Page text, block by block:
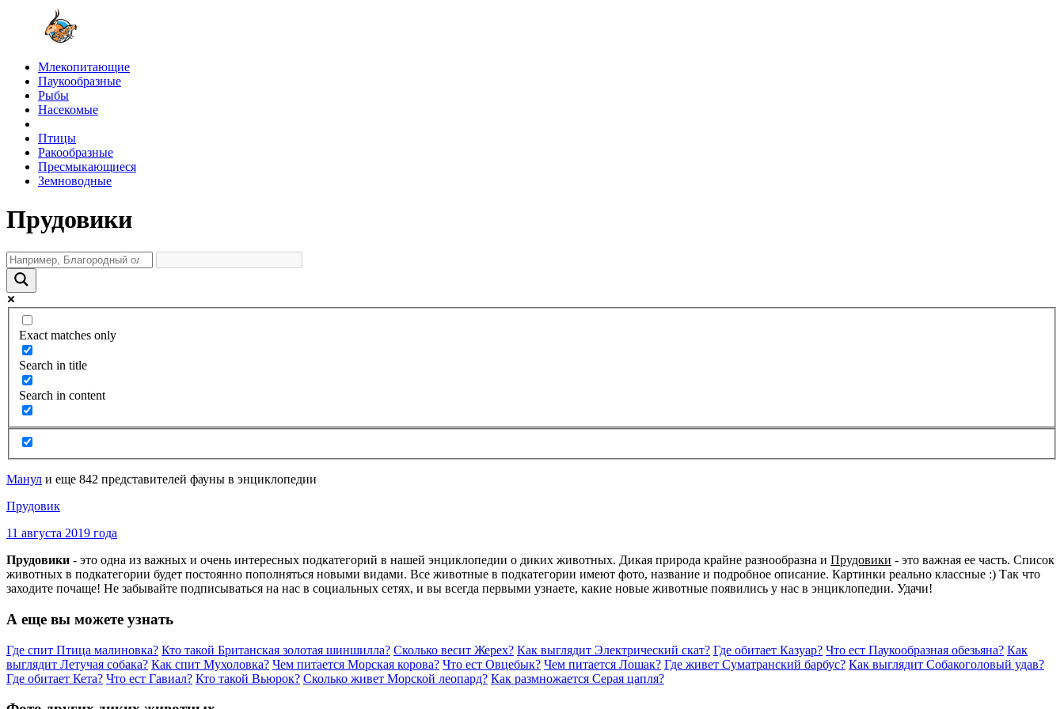
Млекопитающие
Паукообразные
Рыбы
Насекомые
Птицы
Ракообразные
Пресмыкающиеся
Земноводные
Прудовики
Exact matches only
Search in title
Search in content
Манул и еще 842 представителей фауны в энциклопедии
Прудовик
11 августа 2019 года
Прудовики - это одна из важных и очень интересных подкатегорий в нашей энциклопедии о диких животных. Дикая природа крайне разнообразна и Прудовики - это важная ее часть. Список
животных в подкатегории будет постоянно пополняться новыми видами. Все животные в подкатегории имеют фото, название и подробное описание. Картинки реально классные :) Так что
заходите почаще! Не забывайте подписываться на нас в социальных сетях, и вы всегда первыми узнаете, какие новые животные появились у нас в энциклопедии. Удачи!
А еще вы можете узнать
Где спит Птица малиновка? Кто такой Британская золотая шиншилла? Сколько весит Жерех? Как выглядит Электрический скат? Где обитает Казуар? Что ест Паукообразная обезьяна? Как
выглядит Летучая собака? Как спит Мухоловка? Чем питается Морская корова? Что ест Овцебык? Чем питается Лошак? Где живет Суматранский барбус? Как выглядит Собакоголовый удав?
Где обитает Кета? Что ест Гавиал? Кто такой Вьюрок? Сколько живет Морской леопард? Как размножается Серая цапля?